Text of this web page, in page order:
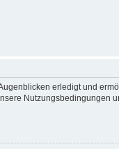
erledigt und
Nutzungsbedingungen